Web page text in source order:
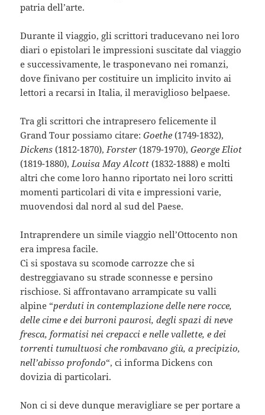
patria dell’arte.
Durante il viaggio, gli scrittori traducevano nei loro
diari o epistolari le impressioni suscitate dal viaggio
e successivamente, le trasponevano nei romanzi,
dove finivano per costituire un implicito invito ai
lettori a recarsi in Italia, il meraviglioso belpaese.
Tra gli scrittori che intrapresero felicemente il
Grand Tour possiamo citare:Goethe (1749-1832),
Dickens (1812-1870), Forster (1879-1970),George Eliot
(1819-1880), Louisa May Alcott (1832-1888) e molti
altri che come loro hanno riportato nei loro scritti
momenti particolari di vita e impressioni varie,
muovendosi dal nord al sud del Paese.
Intraprendere un simile viaggio nell’Ottocento non
era impresa facile.
Ci si spostava su scomode carrozze che si
destreggiavano su strade sconnesse e persino
rischiose. Si affrontavano arrampicate su valli
alpine “perduti in contemplazione delle nere rocce,
delle cime e dei burroni paurosi, degli spazi di neve
fresca, formatisi nei crepacci e nelle vallette, e dei
torrenti tumultuosi che rombavano giù, a precipizio,
nell’abisso profondo“, ci informa Dickens con
dovizia di particolari.
Non ci si deve dunque meravigliare se per portare a